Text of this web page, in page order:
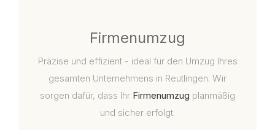
Firmenumzug
Präzise und effizient - ideal für den Umzug Ihres
gesamten Unternehmens in Reutlingen. Wir
sorgen dafür, dass Ihr Firmenumzug planmäßig
und sicher erfolgt.